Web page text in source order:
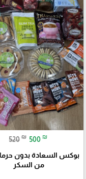
520 ₪ 500 ₪
بوكس السعادة بدون
من السكر